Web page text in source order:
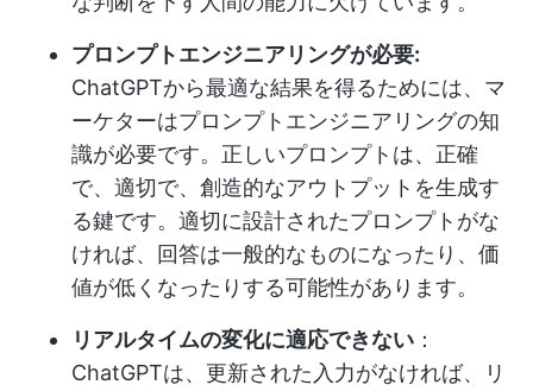
プロンプトエンジニアリングが必要:
ChatGPTから最適な結果を得るためには、マ
ーケターはプロンプトエンジニアリングの知
識が必要です。正しいプロンプトは、正確
で、適切で、創造的なアウトプットを生成す
る鍵です。適切に設計されたプロンプトがな
ければ、回答は一般的なものになったり、価
値が低くなったりする可能性があります。
リアルタイムの変化に適応できない ：
ChatGPTは、更新された入力がなければ、リ